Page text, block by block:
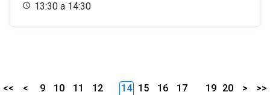
13:30 a 14:30
<< < 9 10 11
12
14 15 16
17
19 20 > >>